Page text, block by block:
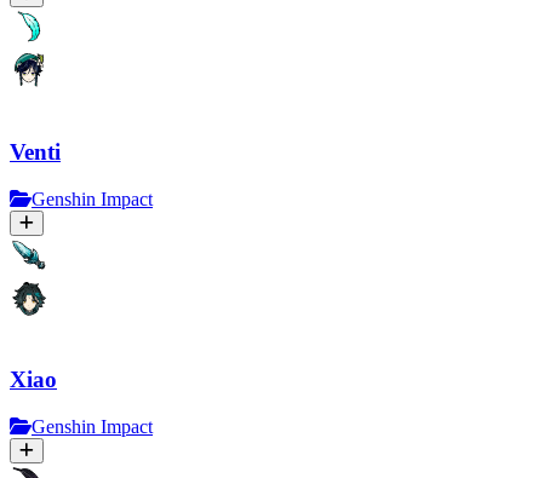
Venti
Genshin Impact
Xiao
Genshin Impact